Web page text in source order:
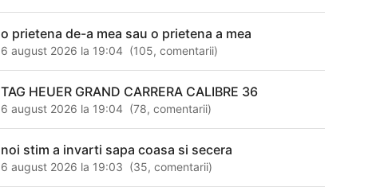
o prietena de-a mea sau o prietena a mea
6 august 2026 la 19:04 (105,comentarii)
TAG HEUER GRAND CARRERA CALIBRE 36
6 august 2026 la 19:04 (78,comentarii)
noi stim a invarti sapa coasa si secera
6 august 2026 la 19:03 (35,comentarii)